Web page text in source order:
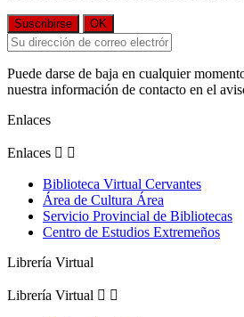
Puede darse de baja en cualquier
nuestra información de contacto en el
Enlaces
Enlaces  
Biblioteca Virtual Cervantes
Área de Cultura Área
Servicio Provincial de Bibliotecas
Centro de Estudios Extremeños
Librería Virtual
Librería Virtual  